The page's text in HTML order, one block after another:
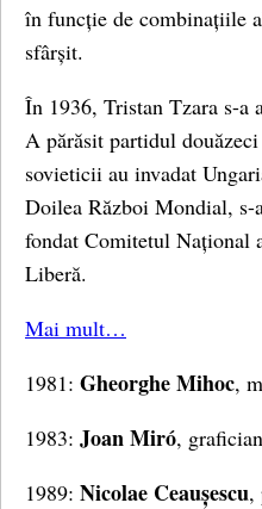
în funcție de combinațiile
sfârșit.
În 1936, Tristan Tzara s-a
A părăsit partidul
sovieticii au invadat
Doilea Război Mondial, s-
fondat Comitetul
Liberă.
Mai mult…
1981: Gheorghe Mihoc,
1983: Joan Miró,
1989: Nicolae Ceaușescu,